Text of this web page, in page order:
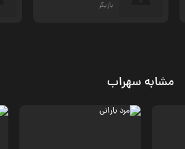
بازیگر
مشابه سهراب